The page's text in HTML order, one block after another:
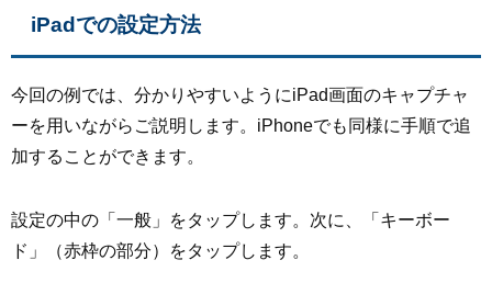
iPadでの設定方法
今回の例では、分かりやすいようにiPad画面のキャプチャ
ーを用いながらご説明します。iPhoneでも同様に手順で追
加することができます。
設定の中の「一般」をタップします。次に、「キーボー
ド」（赤枠の部分）をタップします。